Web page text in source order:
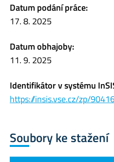
Datum podání práce:
17. 8. 2025
Datum obhajoby:
11. 9. 2025
Identifikátor v systému
https://insis.vse.cz/zp/
Soubory ke stažení